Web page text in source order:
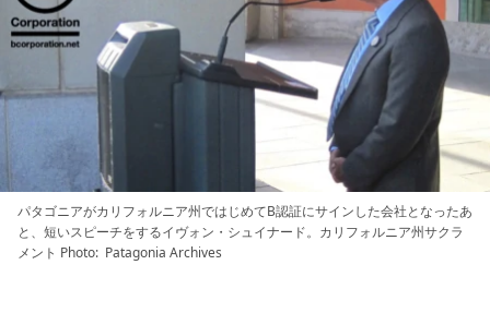
パタゴニアがカリフォルニア州ではじめてB認証にサインした会社となったあ
と、短いスピーチをするイヴォン・シュイナード。カリフォルニア州サクラ
メント Photo: Patagonia Archives